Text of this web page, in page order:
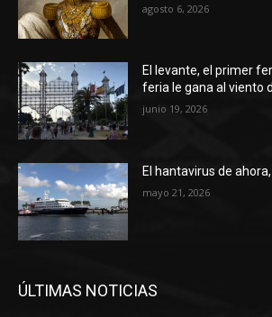
agosto 6, 2026
El levante, el primer
feria le gana al viento
junio 19, 2026
El hantavirus de
mayo 21, 2026
ÚLTIMAS NOTICIAS